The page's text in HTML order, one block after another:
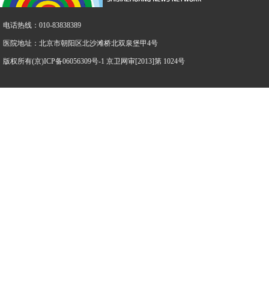
电话热线：010-83838389
医院地址：北京市朝阳区北沙滩桥北双泉堡甲4号
版权所有(京)ICP备06056309号-1 京卫网审[2013]第 1024号